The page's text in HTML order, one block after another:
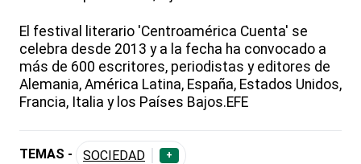
El festival literario 'Centroamérica Cuenta' se
celebra desde 2013 y a la fecha ha convocado a
más de 600 escritores, periodistas y editores de
Alemania, América Latina, España, Estados Unidos,
Francia, Italia y los Países Bajos.EFE
TEMAS - SOCIEDAD +